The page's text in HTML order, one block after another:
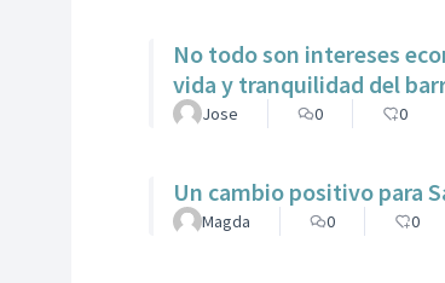
No todo son intereses
vida y tranquilidad del
Jose 0 0
Un cambio positivo para
Magda 0 0